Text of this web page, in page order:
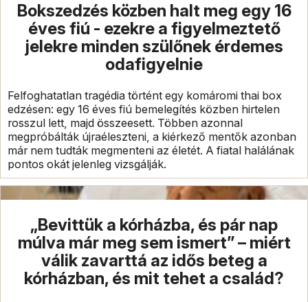
Bokszedzés közben halt meg egy 16
éves fiú - ezekre a figyelmeztető
jelekre minden szülőnek érdemes
odafigyelnie
Felfoghatatlan tragédia történt egy komáromi thai box
edzésen: egy 16 éves fiú bemelegítés közben hirtelen
rosszul lett, majd összeesett. Többen azonnal
megpróbálták újraéleszteni, a kiérkező mentők azonban
már nem tudták megmenteni az életét. A fiatal halálának
pontos okát jelenleg vizsgálják.
„Bevittük a kórházba, és pár nap
múlva már meg sem ismert” – miért
válik zavarttá az idős beteg a
kórházban, és mit tehet a család?